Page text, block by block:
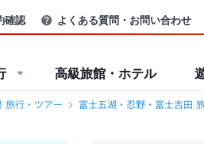
確認 よくある質問・お問い合わせ
高級旅館・ホテル
旅行・ツアー 富士五湖・忍野・富士吉田